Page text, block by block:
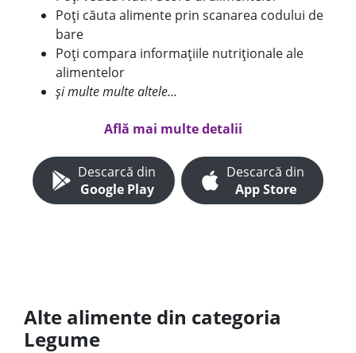
Poți căuta alimente prin scanarea codului de
bare
Poți compara informațiile nutriționale ale
alimentelor
și multe multe altele...
Află mai multe detalii
Descarcă din
Google Play
Descarcă din
App Store
Alte alimente din categoria
Legume